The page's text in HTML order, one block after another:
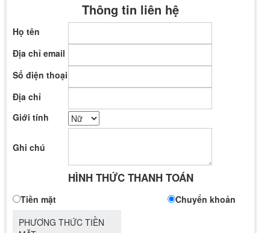
Thông tin liên hệ
Họ tên
Địa chỉ email
Số điện thoại
Địa chỉ
Giới tính
Ghi chú
HÌNH THỨC THANH TOÁN
Tiền mặt
Chuyển khoản
PHƯƠNG THỨC TIỀN